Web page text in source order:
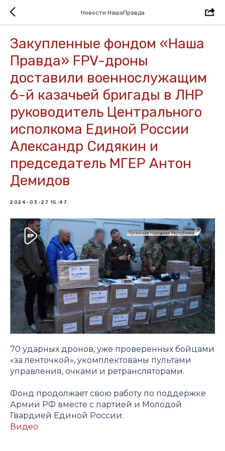
Новости НашаПравда
Закупленные фондом «Наша
Правда» FPV-дроны
доставили военнослужащим
6-й казачьей бригады в ЛНР
руководитель Центрального
исполкома Единой России
Александр Сидякин и
председатель МГЕР Антон
Демидов
2024-03-27 15:47
70 ударных дронов, уже проверенных бойцами
«за ленточкой», укомплектованы пультами
управления, очками и ретрансляторами.
Фонд продолжает свою работу по поддержке
Армии РФ вместе с партией и Молодой
Гвардией Единой России.
Видео